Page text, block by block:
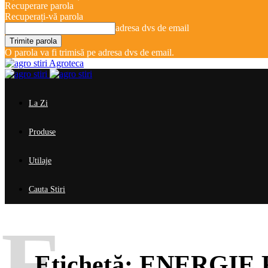
Recuperare parola
Recuperați-vă parola
adresa dvs de email
O parola va fi trimisă pe adresa dvs de email.
Agroteca
La Zi
Produse
Utilaje
Cauta Stiri